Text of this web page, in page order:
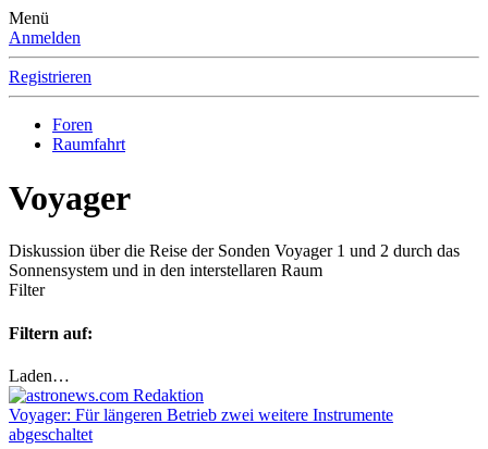
Menü
Anmelden
Registrieren
Foren
Raumfahrt
Voyager
Diskussion über die Reise der Sonden Voyager 1 und 2 durch das
Sonnensystem und in den interstellaren Raum
Filter
Filtern auf:
Laden…
Voyager: Für längeren Betrieb zwei weitere Instrumente
abgeschaltet